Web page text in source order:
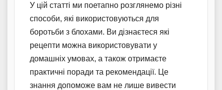
У цій статті ми поетапно розглянемо різні
способи, які використовуються для
боротьби з блохами. Ви дізнаєтеся які
рецепти можна використовувати у
домашніх умовах, а також отримаєте
практичні поради та рекомендації. Це
знання допоможе вам не лише вивести